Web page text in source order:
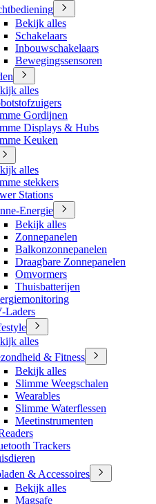
Bekijk alles
Schakelaars
Inbouwschakelaars
Bewegingssensoren
alles
Gordijnen
Displays & Hubs
Keuken
alles
stekkers
Stations
Energie
Bekijk alles
Zonnepanelen
Balkonzonnepanelen
Draagbare Zonnepanelen
Omvormers
Thuisbatterijen
Laders
alles
& Fitness
Bekijk alles
Slimme Weegschalen
Wearables
Slimme Waterflessen
Meetinstrumenten
Trackers
& Accessoires
Bekijk alles
Magsafe